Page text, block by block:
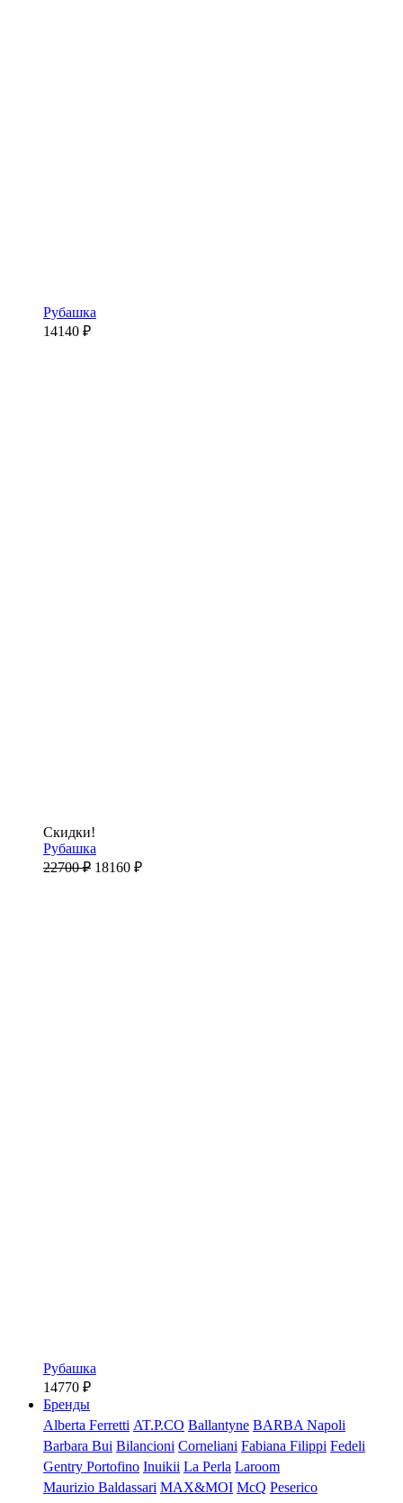
Рубашка
14140 ₽
Скидки!
Рубашка
22700₽ 18160 ₽
Рубашка
14770 ₽
Бренды
Alberta Ferretti AT.P.CO Ballantyne BARBA Napoli
Barbara Bui Bilancioni Corneliani Fabiana Filippi Fedeli
Gentry Portofino Inuikii La Perla Laroom
Maurizio Baldassari MAX&MOI McQ Peserico